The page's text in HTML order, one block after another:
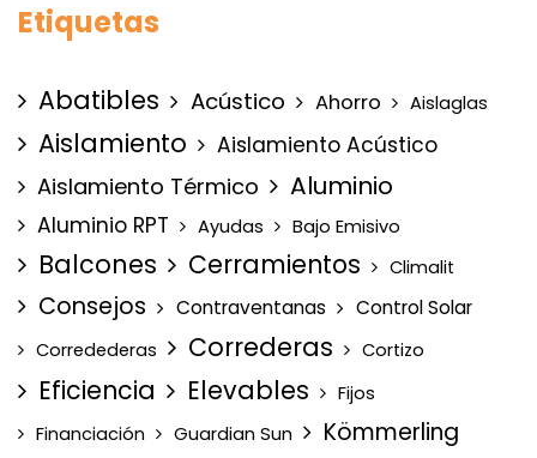
Etiquetas
Abatibles Acústico Ahorro Aislaglas
Aislamiento Aislamiento Acústico
Aislamiento Térmico Aluminio
Aluminio RPT Ayudas Bajo Emisivo
Balcones Cerramientos Climalit
Consejos Contraventanas Control Solar
Corredederas Correderas Cortizo
Eficiencia Elevables
Fijos
Financiación
Guardian Sun Kömmerling